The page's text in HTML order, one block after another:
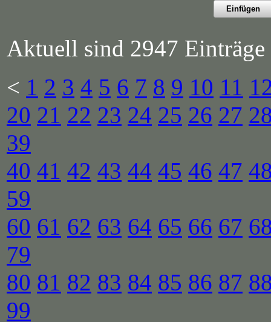
Aktuell sind 2947 Einträge
< 1 2 3 4 5 6 7 8 9 10 11
20 21 22 23 24 25 26 27
39
40 41 42 43 44 45 46 47
59
60 61 62 63 64 65 66 67
79
80 81 82 83 84 85 86 87
99